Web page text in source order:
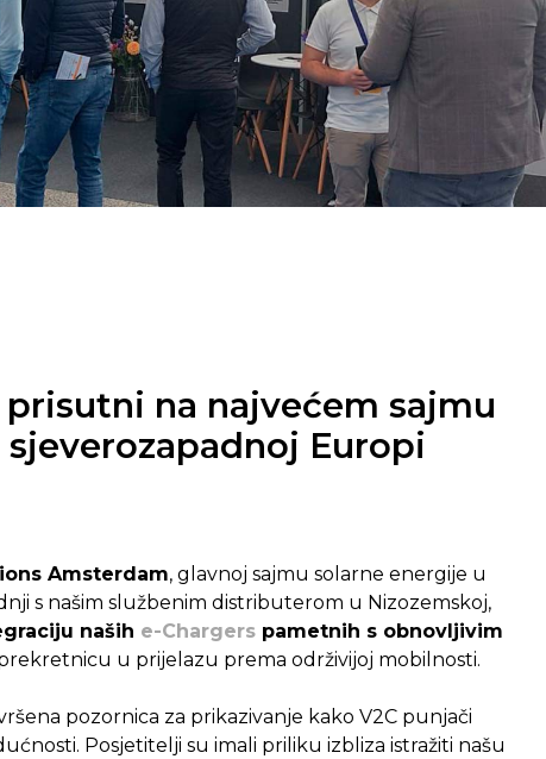
prisutni na najvećem sajmu
Europi
Amsterdam, glavnoj sajmu solarne energije u
s našim službenim distributerom u Nizozemskoj,
naših e-Chargerspametnih s obnovljivim
u prijelazu prema održivijoj mobilnosti.
pozornica za prikazivanje kako V2C punjači
Posjetitelji su imali priliku izbliza istražiti našu